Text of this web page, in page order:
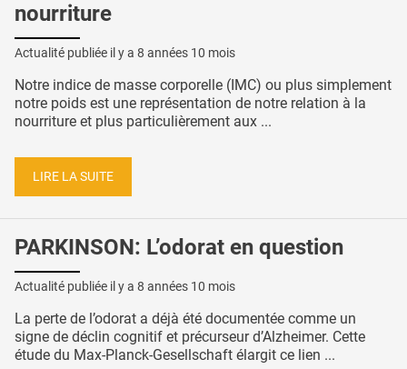
nourriture
Actualité publiée il y a 8 années 10 mois
Notre indice de masse corporelle (IMC) ou plus simplement
notre poids est une représentation de notre relation à la
nourriture et plus particulièrement aux ...
LIRE LA SUITE
PARKINSON: L’odorat en question
Actualité publiée il y a 8 années 10 mois
La perte de l’odorat a déjà été documentée comme un
signe de déclin cognitif et précurseur d’Alzheimer. Cette
étude du Max-Planck-Gesellschaft élargit ce lien ...